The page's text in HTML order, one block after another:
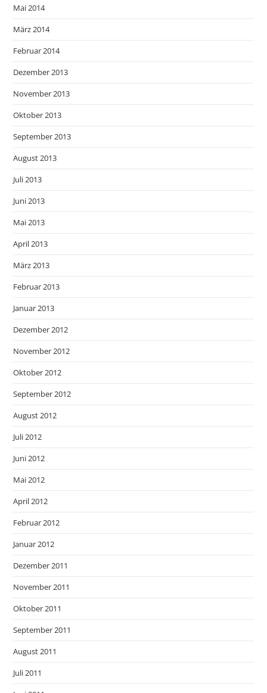
Mai 2014
März 2014
Februar 2014
Dezember 2013
November 2013
Oktober 2013
September 2013
August 2013
Juli 2013
Juni 2013
Mai 2013
April 2013
März 2013
Februar 2013
Januar 2013
Dezember 2012
November 2012
Oktober 2012
September 2012
August 2012
Juli 2012
Juni 2012
Mai 2012
April 2012
Februar 2012
Januar 2012
Dezember 2011
November 2011
Oktober 2011
September 2011
August 2011
Juli 2011